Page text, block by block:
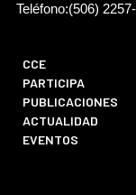
Teléfono:(506)
CCE
PARTICIPA
PUBLICACIONES
ACTUALIDAD
EVENTOS